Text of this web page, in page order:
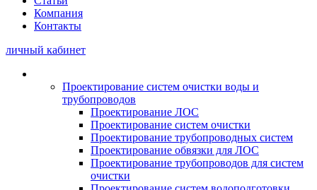
Компания
Контакты
личный кабинет
Проектирование систем очистки воды и
трубопроводов
Проектирование ЛОС
Проектирование систем очистки
Проектирование трубопроводных систем
Проектирование обвязки для ЛОС
Проектирование трубопроводов для систем
очистки